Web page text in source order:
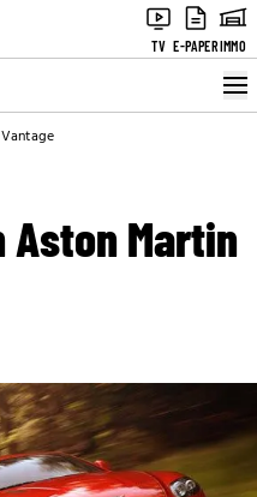
TV E-PAPERIMMO
Martin